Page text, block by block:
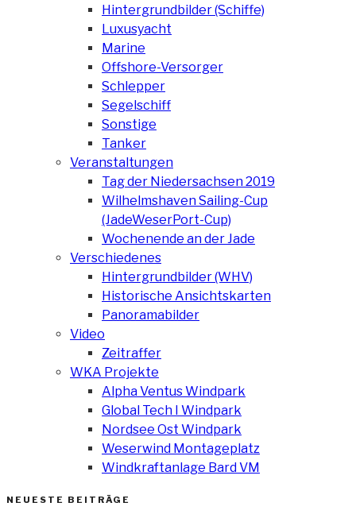
Hintergrundbilder (Schiffe)
Luxusyacht
Marine
Offshore-Versorger
Schlepper
Segelschiff
Sonstige
Tanker
Veranstaltungen
Tag der Niedersachsen 2019
Wilhelmshaven Sailing-Cup
(JadeWeserPort-Cup)
Wochenende an der Jade
Verschiedenes
Hintergrundbilder (WHV)
Historische Ansichtskarten
Panoramabilder
Video
Zeitraffer
WKA Projekte
Alpha Ventus Windpark
Global Tech I Windpark
Nordsee Ost Windpark
Weserwind Montageplatz
Windkraftanlage Bard VM
NEUESTE BEITRÄGE